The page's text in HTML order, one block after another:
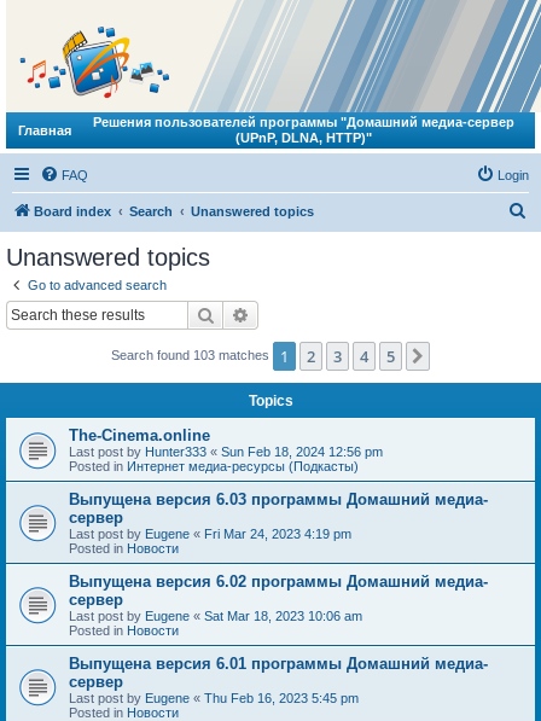
Главная
Решения пользователей программы "Домашний медиа-сервер
(UPnP, DLNA, HTTP)"
FAQ Login
Board index Search Unanswered topics
Unanswered topics
Go to advanced search
Search
Search found 103 matches 1 2 3 4 5
Topics
The-Cinema.online
Last post by Hunter333 « Sun Feb 18, 2024 12:56 pm
Posted in Интернет медиа-ресурсы (Подкасты)
Выпущена версия 6.03 программы Домашний медиа-
сервер
Last post by Eugene « Fri Mar 24, 2023 4:19 pm
Posted in Новости
Выпущена версия 6.02 программы Домашний медиа-
сервер
Last post by Eugene « Sat Mar 18, 2023 10:06 am
Posted in Новости
Выпущена версия 6.01 программы Домашний медиа-
сервер
Last post by Eugene « Thu Feb 16, 2023 5:45 pm
Posted in Новости